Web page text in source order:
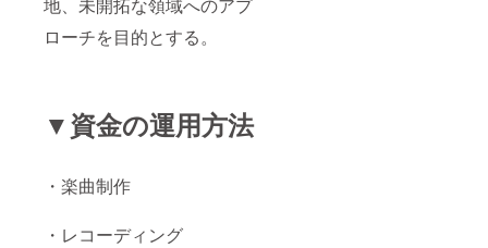
ローチを目的とする。
▼資金の運用方法
・楽曲制作
・レコーディング